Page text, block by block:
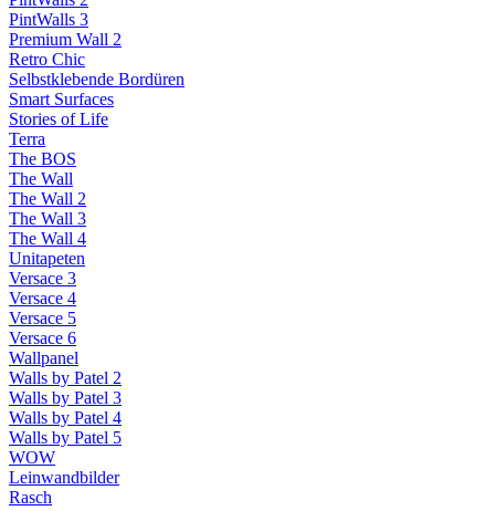
PintWalls 3
Premium Wall 2
Retro Chic
Selbstklebende Bordüren
Smart Surfaces
Stories of Life
Terra
The BOS
The Wall
The Wall 2
The Wall 3
The Wall 4
Unitapeten
Versace 3
Versace 4
Versace 5
Versace 6
Wallpanel
Walls by Patel 2
Walls by Patel 3
Walls by Patel 4
Walls by Patel 5
WOW
Leinwandbilder
Rasch